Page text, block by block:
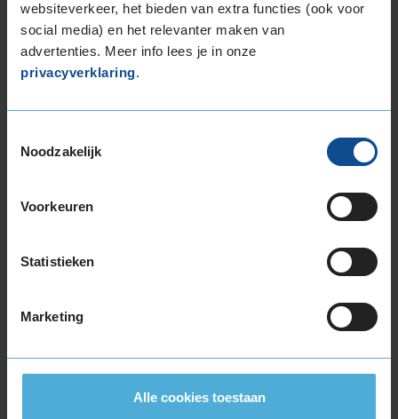
websiteverkeer, het bieden van extra functies (ook voor
social media) en het relevanter maken van
advertenties. Meer info lees je in onze
privacyverklaring.
Noodzakelijk
Voorkeuren
Statistieken
Marketing
Alle cookies toestaan
Prima geholpen bij bandenwissel, binnen de afgesproken
tijd. Bovendien nog een heel goed advies gekregen over
de toestand van de twee bandensets.
Bandenwissel
Farmsumerweg 140
10,0